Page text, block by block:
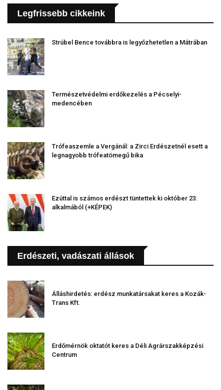
Legfrissebb cikkeink
Strúbel Bence továbbra is legyőzhetetlen a Mátrában
Természetvédelmi erdőkezelés a Pécselyi-
medencében
Trófeaszemle a Vergánál: a Zirci Erdészetnél esett a
legnagyobb trófeatömegű bika
Ezúttal is számos erdészt tüntettek ki október 23.
alkalmából (+KÉPEK)
Erdészeti, vadászati állások
Álláshirdetés: erdész munkatársakat keres a Kozák-
Trans Kft.
Erdőmérnök oktatót keres a Déli Agrárszakképzési
Centrum